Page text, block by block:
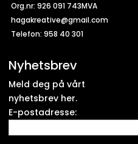
Org.nr: 926 091 743MVA
hagakreative@gmail.com
Telefon: 958 40 301
Nyhetsbrev
Meld deg på vårt
nyhetsbrev her.
E-postadresse: